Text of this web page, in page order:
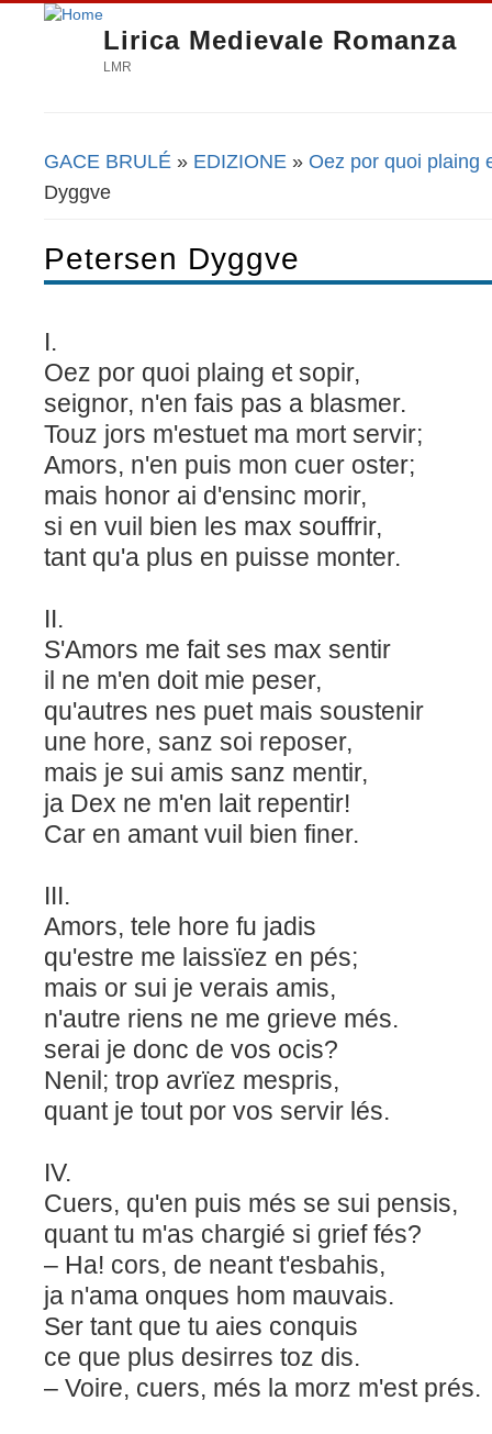
Lirica Medievale Romanza
LMR
Tu sei qui
GACE BRULÉ » EDIZIONE » Oez por quoi plaing
Dyggve
Petersen Dyggve
I.
Oez por quoi plaing et sopir,
seignor, n'en fais pas a blasmer.
Touz jors m'estuet ma mort servir;
Amors, n'en puis mon cuer oster;
mais honor ai d'ensinc morir,
si en vuil bien les max souffrir,
tant qu'a plus en puisse monter.
II.
S'Amors me fait ses max sentir
il ne m'en doit mie peser,
qu'autres nes puet mais soustenir
une hore, sanz soi reposer,
mais je sui amis sanz mentir,
ja Dex ne m'en lait repentir!
Car en amant vuil bien finer.
III.
Amors, tele hore fu jadis
qu'estre me laissïez en pés;
mais or sui je verais amis,
n'autre riens ne me grieve més.
serai je donc de vos ocis?
Nenil; trop avrïez mespris,
quant je tout por vos servir lés.
IV.
Cuers, qu'en puis més se sui pensis,
quant tu m'as chargié si grief fés?
– Ha! cors, de neant t'esbahis,
ja n'ama onques hom mauvais.
Ser tant que tu aies conquis
ce que plus desirres toz dis.
– Voire, cuers, més la morz m'est prés.